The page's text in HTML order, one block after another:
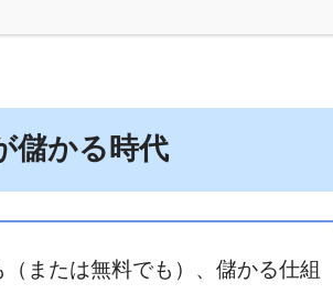
儲かる時代
または無料でも）、儲かる仕組